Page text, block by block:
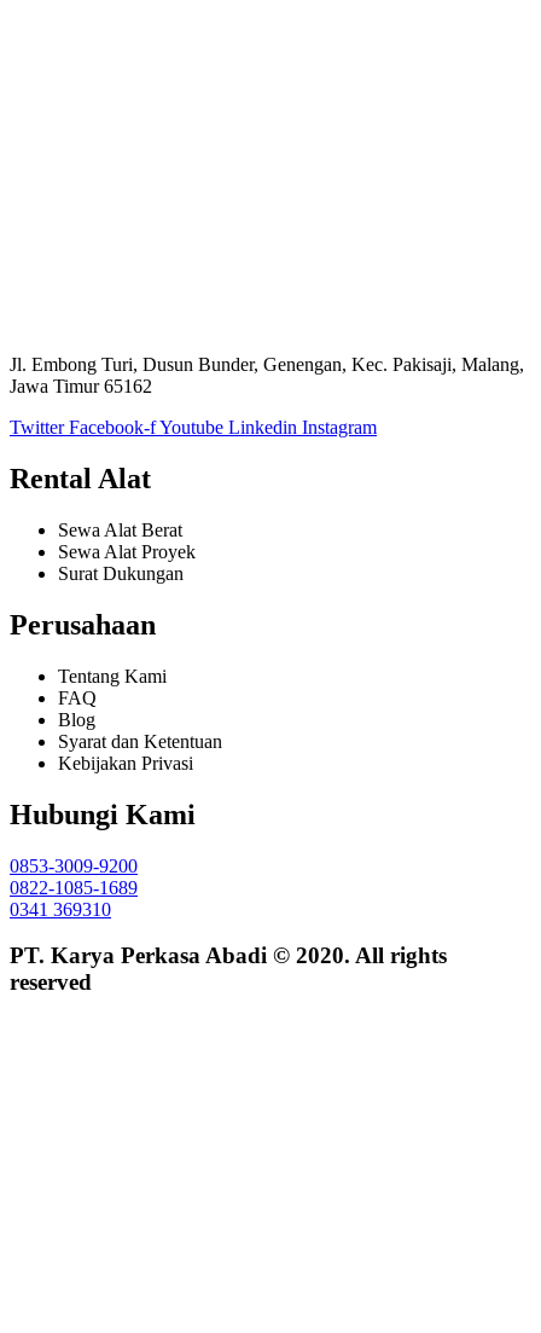
Jl. Embong Turi, Dusun Bunder, Genengan, Kec. Pakisaji, Malang,
Jawa Timur 65162
Twitter Facebook-fYoutube Linkedin Instagram
Rental Alat
Sewa Alat Berat
Sewa Alat Proyek
Surat Dukungan
Perusahaan
Tentang Kami
FAQ
Blog
Syarat dan Ketentuan
Kebijakan Privasi
Hubungi Kami
0853-3009-9200
0822-1085-1689
0341 369310
PT. Karya Perkasa Abadi © 2020. All rights
reserved